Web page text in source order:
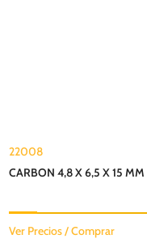
22008
Ver Precios / Comprar